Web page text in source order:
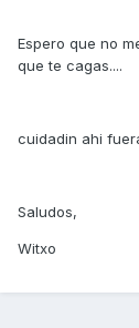
Espero que no
que te cagas....
cuidadin ahi
Saludos,
Witxo